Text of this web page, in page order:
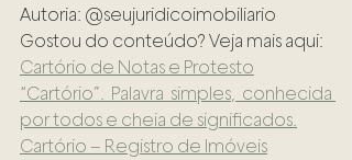
Autoria: @seujuridicoimobiliario
Gostou do conteúdo? Veja mais aqui:
Cartório de Notas e Protesto
“Cartório”. Palavra simples, conhecida
por todos e cheia de significados.
Cartório – Registro de Imóveis